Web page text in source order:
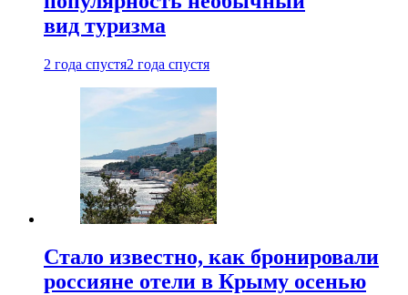
вид туризма
2 года спустя2 года спустя
Стало известно, как бронировали
россияне отели в Крыму осенью